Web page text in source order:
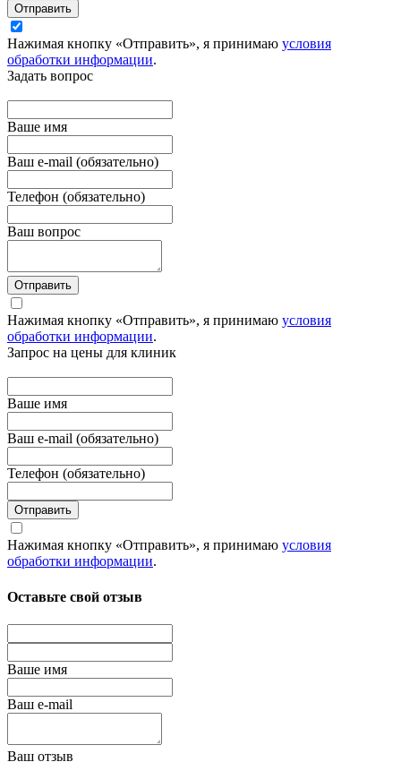
Отправить
Нажимая кнопку «Отправить», я принимаю условия
обработки информации.
Задать вопрос
Вашe имя
Ваш e-mail (обязательно)
Телефон (обязательно)
Ваш вопрос
Отправить
Нажимая кнопку «Отправить», я принимаю условия
обработки информации.
Запрос на цены для клиник
Вашe имя
Ваш e-mail (обязательно)
Телефон (обязательно)
Отправить
Нажимая кнопку «Отправить», я принимаю условия
обработки информации.
Оставьте свой отзыв
Вашe имя
Ваш e-mail
Ваш отзыв